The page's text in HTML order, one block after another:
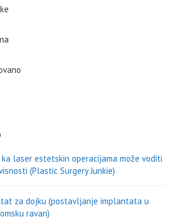
laser estetskin operacijama može voditi
(Plastic Surgery Junkie)
za dojku (postavljanje implantata u
ravan)